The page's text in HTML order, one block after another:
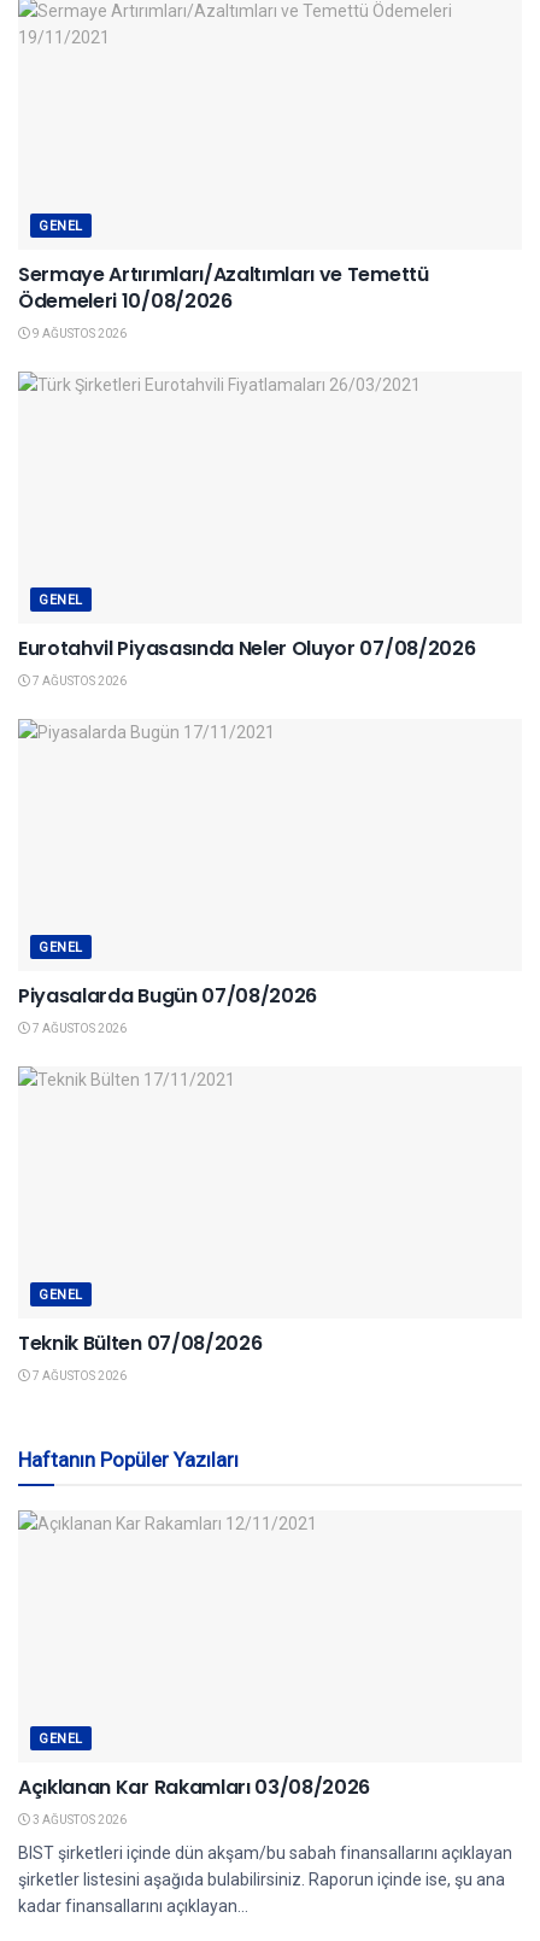
GENEL
Sermaye Artırımları/Azaltımları ve Temettü
Ödemeleri 10/08/2026
9 AĞUSTOS 2026
GENEL
Eurotahvil Piyasasında Neler Oluyor 07/08/2026
7 AĞUSTOS 2026
GENEL
Piyasalarda Bugün 07/08/2026
7 AĞUSTOS 2026
GENEL
Teknik Bülten 07/08/2026
7 AĞUSTOS 2026
Haftanın Popüler Yazıları
GENEL
Açıklanan Kar Rakamları 03/08/2026
3 AĞUSTOS 2026
BIST şirketleri içinde dün akşam/bu sabah finansallarını açıklayan
şirketler listesini aşağıda bulabilirsiniz. Raporun içinde ise, şu ana
kadar finansallarını açıklayan...